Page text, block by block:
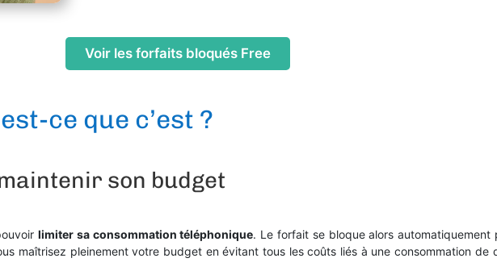
Voir les forfaits bloqués Free
ce que c’est ?
son budget
limiter sa consommation téléphonique. Le forfait se bloque alors automatiquement
maîtrisez pleinement votre budget en évitant tous les coûts liés à une consommation de